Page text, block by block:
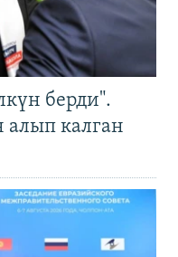
берди".
алып калган